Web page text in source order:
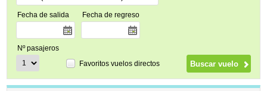
Fecha de salida Fecha de regreso
Nº pasajeros
Favoritos vuelos directos